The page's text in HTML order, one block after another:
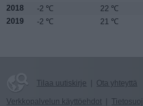
2018
-2 ℃
22 ℃
2019
-2 ℃ 21 ℃
Tilaa uutiskirje Ota yhteyttä
Verkkopalvelun käyttöehdot